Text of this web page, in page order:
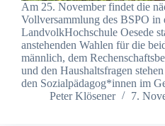
Am 25. November findet die
Vollversammlung des BSPO in
LandvolkHochschule Oesede
anstehenden Wahlen für die
männlich, dem
und den Haushaltsfragen
den Sozialpädagog*innen im
Peter Klösener
7.